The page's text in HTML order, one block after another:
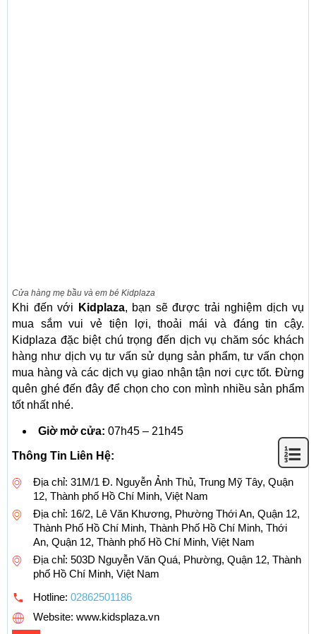
Cửa hàng mẹ bầu và em bé Kidplaza
Khi đến với Kidplaza, bạn sẽ được trải nghiệm dịch vụ
mua sắm vui vẻ tiện lợi, thoải mái và đáng tin cậy.
Kidplaza đặc biệt chú trọng đến dịch vụ chăm sóc khách
hàng như dịch vụ tư vấn sử dụng sản phẩm, tư vấn chọn
mua hàng và các dịch vụ giao nhận tận nơi cực tốt. Đừng
quên ghé đến đây để chọn cho con mình nhiều sản phẩm
tốt nhất nhé.
Giờ mở cửa: 07h45 – 21h45
Thông Tin Liên Hệ:
Địa chỉ: 31M/1 Đ. Nguyễn Ảnh Thủ, Trung Mỹ Tây, Quận
12, Thành phố Hồ Chí Minh, Việt Nam
Địa chỉ: 16/2, Lê Văn Khương, Phường Thới An, Quận 12,
Thành Phố Hồ Chí Minh, Thành Phố Hồ Chí Minh, Thới
An, Quận 12, Thành phố Hồ Chí Minh, Việt Nam
Địa chỉ: 503D Nguyễn Văn Quá, Phường, Quận 12, Thành
phố Hồ Chí Minh, Việt Nam
Hotline: 02862501186
Website: www.kidsplaza.vn